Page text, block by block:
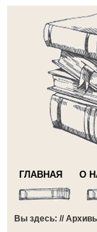
ГЛАВНАЯ О
Вы здесь: //